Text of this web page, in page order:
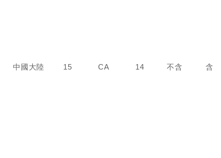
中國大陸 15 CA 14 不含 含